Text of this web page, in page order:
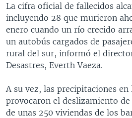
DEPORTIVO INTERNACIONAL
NOTA ECONÓMICA
ENTRETENIMIENTO
Idiomas
La cifra oficial de fallecidos
incluyendo 28 que murieron
enero cuando un río crecido
un autobús cargados de
rural del sur, informó el
Desastres, Everth Vaeza.
A su vez, las precipitaciones en
provocaron el deslizamiento
de unas 250 viviendas de los